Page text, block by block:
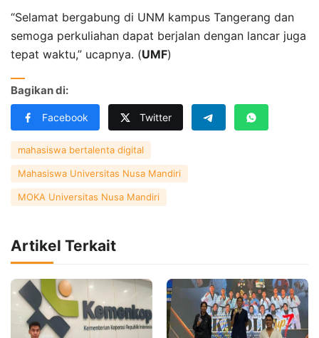
“Selamat bergabung di UNM kampus Tangerang dan
semoga perkuliahan dapat berjalan dengan lancar juga
tepat waktu,” ucapnya. (UMF)
Bagikan di:
Facebook Twitter
mahasiswa bertalenta digital
Mahasiswa Universitas Nusa Mandiri
MOKA Universitas Nusa Mandiri
Artikel Terkait